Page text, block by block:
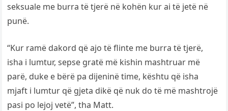
seksuale me burra të tjerë në kohën kur ai të jetë në
punë.
“Kur ramë dakord që ajo të flinte me burra të tjerë,
isha i lumtur, sepse gratë më kishin mashtruar më
parë, duke e bërë pa dijeninë time, kështu që isha
mjaft i lumtur që gjeta dikë që nuk do të më mashtrojë
pasi po lejoj vetë”, tha Matt.